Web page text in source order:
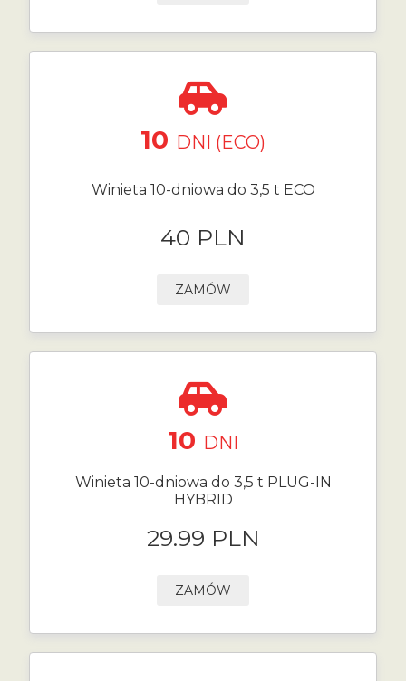
10 DNI (ECO)
Winieta 10-dniowa do 3,5 t ECO
40 PLN
ZAMÓW
10 DNI
Winieta 10-dniowa do 3,5 t PLUG-IN
HYBRID
29.99 PLN
ZAMÓW